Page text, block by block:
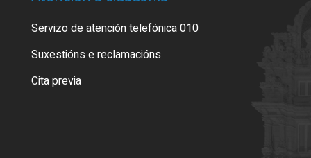
Servizo de atención telefónica 010
Suxestións e reclamacións
Cita previa